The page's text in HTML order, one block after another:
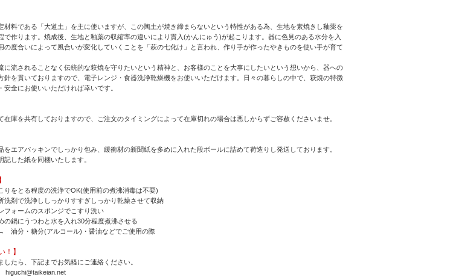
材料である「大道土」を主に使いますが、この陶土が焼き締まらないという特性がある為、生地を素焼きし釉薬を
で作ります。焼成後、生地と釉薬の収縮率の違いにより貫入(かんにゅう)が起こります。器に色見のある水分を入
の度合いによって風合いが変化していくことを「萩の七化け」と言われ、作り手が作ったやきものを使い手が育て
に流されることなく伝統的な萩焼を守りたいという精神と、お客様のことを大事にしたいという想いから、器への
針を貫いておりますので、電子レンジ・食器洗浄乾燥機をお使いいただけます。日々の暮らしの中で、萩焼の特徴
全にお使いいただければ幸いです。
在庫を共有しておりますので、ご注文のタイミングによって在庫切れの場合は悪しからずご容赦くださいませ。
をエアパッキンでしっかり包み、緩衝材の新聞紙を多めに入れた段ボールに詰めて荷造りし発送しております。
した紙を同梱いたします。
をとる程度の洗浄でOK(使用前の煮沸消毒は不要)
剤で洗浄ししっかりすすぎしっかり乾燥させて収納
ォームのスポンジでこすり洗い
鍋にうつわと水を入れ30分程度煮沸させる
油分・糖分(アルコール)・醤油などでご使用の際
！】
たら、下記までお気軽にご連絡ください。